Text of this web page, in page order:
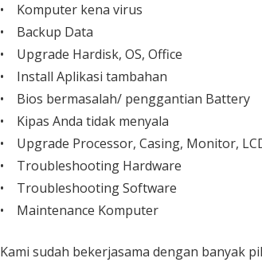
• Komputer kena virus
• Backup Data
• Upgrade Hardisk, OS, Office
• Install Aplikasi tambahan
• Bios bermasalah/ penggantian Battery
• Kipas Anda tidak menyala
• Upgrade Processor, Casing, Monitor,
• Troubleshooting Hardware
• Troubleshooting Software
• Maintenance Komputer
Kami sudah bekerjasama dengan banyak